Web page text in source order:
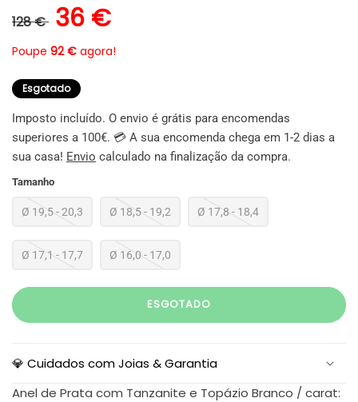
Preço normal
128 € Preço de saldo
36 €
Poupe 92 € agora!
Esgotado
Imposto incluído. O envio é grátis para encomendas
superiores a 100€. 💳 A sua encomenda chega em 1-2 dias a
sua casa! Envio calculado na finalização da compra.
Tamanho
Ø 19,5 - 20,3 Ø 18,5 - 19,2 Ø 17,8 - 18,4
Ø 17,1 - 17,7 Ø 16,0 - 17,0
ESGOTADO
💎 Cuidados com Joias & Garantia
Anel de Prata com Tanzanite e Topázio Branco / carat: